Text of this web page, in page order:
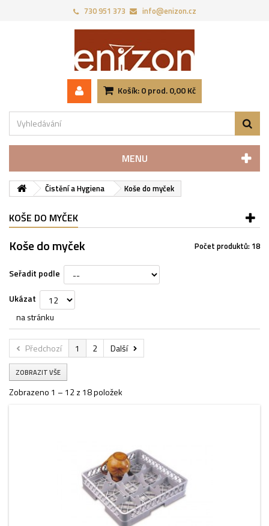
730 951 373‬ info@enizon.cz
Košík:0prod.0,00 Kč
MENU
Čistění a Hygiena Koše do myček
KOŠE DO MYČEK
Koše do myček Počet produktů: 18
Seřadit podle
Ukázat
na stránku
Předchozí 1 2 Další
ZOBRAZIT VŠE
Zobrazeno 1 – 12 z 18 položek